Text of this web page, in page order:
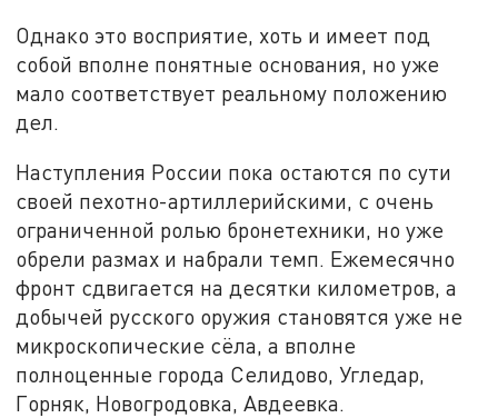
Однако это восприятие, хоть и имеет под
собой вполне понятные основания, но уже
мало соответствует реальному положению
дел.
Наступления России пока остаются по сути
своей пехотно-артиллерийскими, с очень
ограниченной ролью бронетехники, но уже
обрели размах и набрали темп. Ежемесячно
фронт сдвигается на десятки километров, а
добычей русского оружия становятся уже не
микроскопические сёла, а вполне
полноценные города Селидово, Угледар,
Горняк, Новогродовка, Авдеевка.